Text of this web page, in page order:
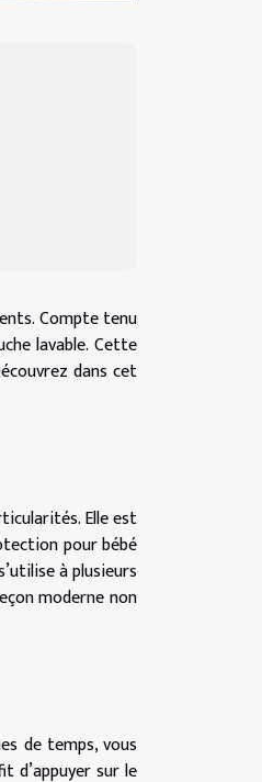
Compte tenu
lavable. Cette
dans cet
Elle est
pour bébé
à plusieurs
moderne non
de temps, vous
d’appuyer sur le